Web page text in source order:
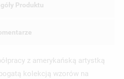
Produktu
z amerykańską artystką
kolekcją wzorów na